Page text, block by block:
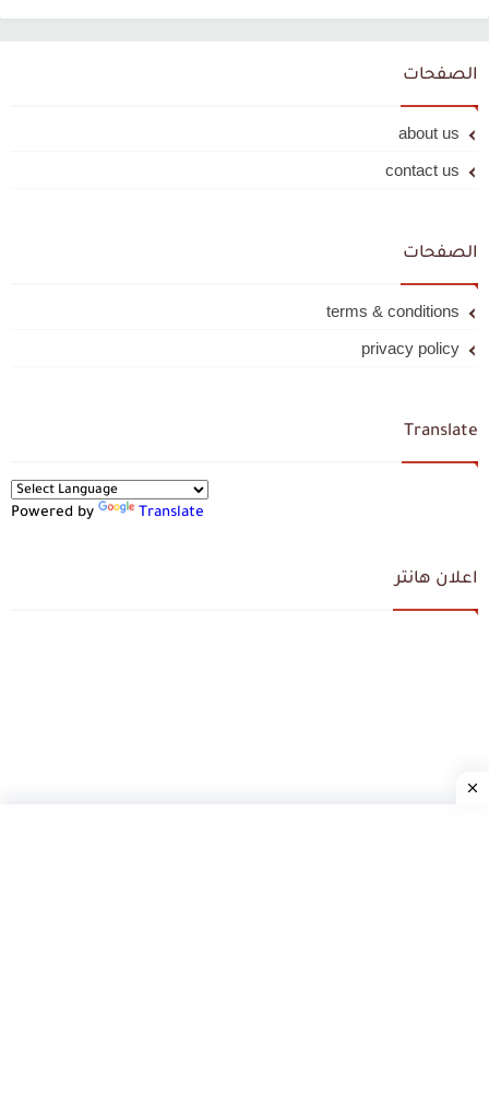
الصفحات
about us
contact us
الصفحات
terms & conditions
privacy policy
Translate
Powered by Translate
اعلان هانتر